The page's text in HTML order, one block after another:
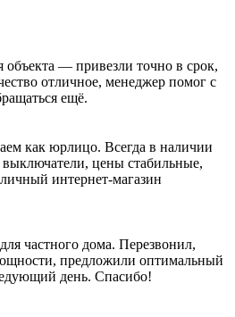
объекта — привезли точно в срок,
отличное, менеджер помог с
ещё.
как юрлицо. Всегда в наличии
цены стабильные,
интернет-магазин
частного дома. Перезвонил,
предложили оптимальный
день. Спасибо!